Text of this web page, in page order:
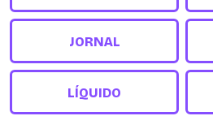
JORNAL
LÍQUIDO